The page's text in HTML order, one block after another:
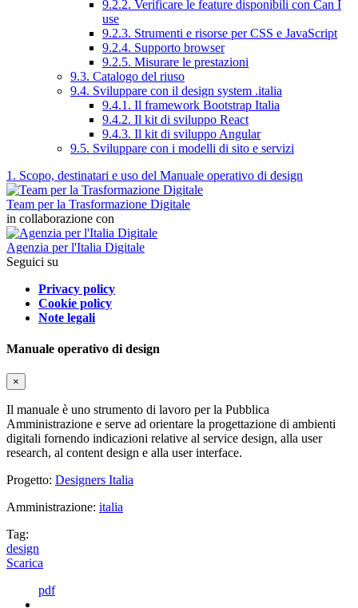
9.2.2. Verificare le feature disponibili con Can I
use
9.2.3. Strumenti e risorse per CSS e JavaScript
9.2.4. Supporto browser
9.2.5. Misurare le prestazioni
9.3. Catalogo del riuso
9.4. Sviluppare con il design system .italia
9.4.1. Il framework Bootstrap Italia
9.4.2. Il kit di sviluppo React
9.4.3. Il kit di sviluppo Angular
9.5. Sviluppare con i modelli di sito e servizi
1. Scopo, destinatari e uso del Manuale operativo di design
Team per la Trasformazione Digitale
in collaborazione con
Agenzia per l'Italia Digitale
Seguici su
Privacy policy
Cookie policy
Note legali
Manuale operativo di design
×
Il manuale è uno strumento di lavoro per la Pubblica
Amministrazione e serve ad orientare la progettazione di ambienti
digitali fornendo indicazioni relative al service design, alla user
research, al content design e alla user interface.
Progetto: Designers Italia
Amministrazione: italia
Tag:
design
Scarica
pdf